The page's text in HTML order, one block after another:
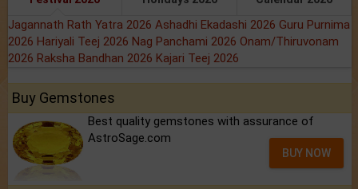
Jagannath Rath Yatra 2026 Ashadhi Ekadashi 2026 Guru Purnima
2026 Hariyali Teej 2026 Nag Panchami 2026 Onam/Thiruvonam
2026 Raksha Bandhan 2026 Kajari Teej 2026
Buy Gemstones
Best quality gemstones with assurance of
AstroSage.com
BUY NOW